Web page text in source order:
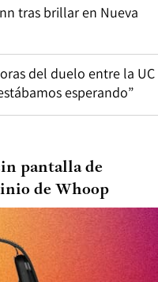
tras brillar en Nueva
del duelo entre la UC
esperando”
pantalla de
de Whoop